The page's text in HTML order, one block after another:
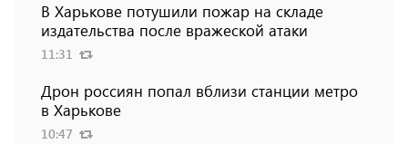
В Харькове потушили пожар на складе
издательства после вражеской атаки
11:31
Дрон россиян попал вблизи станции метро
в Харькове
10:47